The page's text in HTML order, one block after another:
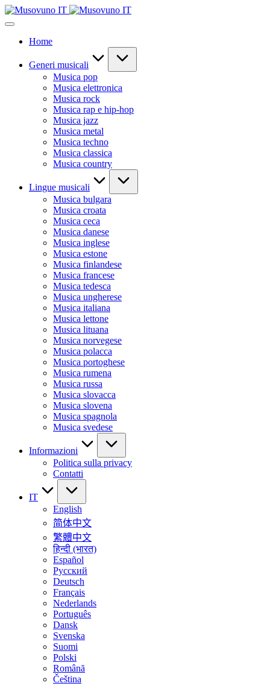
Skip
to
Home
Generi musicali
Musica pop
Musica elettronica
Musica rock
Musica rap e hip-hop
Musica jazz
Musica metal
Musica techno
Musica classica
Musica country
Lingue musicali
Musica bulgara
Musica croata
Musica ceca
Musica danese
Musica inglese
Musica estone
Musica finlandese
Musica francese
Musica tedesca
Musica ungherese
Musica italiana
Musica lettone
Musica lituana
Musica norvegese
Musica polacca
Musica portoghese
Musica rumena
Musica russa
Musica slovacca
Musica slovena
Musica spagnola
Musica svedese
Informazioni
Politica sulla privacy
Contatti
IT
English
简体中文
繁體中文
हिन्दी (भारत)
Español
Русский
Deutsch
Français
Nederlands
Português
Dansk
Svenska
Suomi
Polski
Română
Čeština